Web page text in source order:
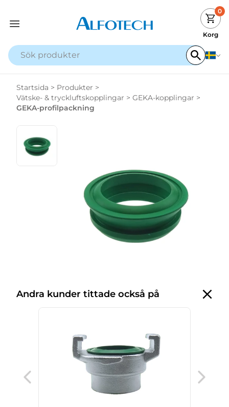
0
Korg
Startsida > Produkter >
Vätske- & tryckluftskopplingar > GEKA-kopplingar >
GEKA-profilpackning
Andra kunder tittade också på